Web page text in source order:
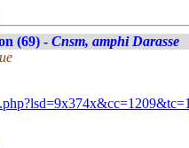
(69) - Cnsm, amphi Darasse